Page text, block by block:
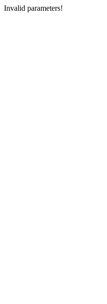
Invalid parameters!